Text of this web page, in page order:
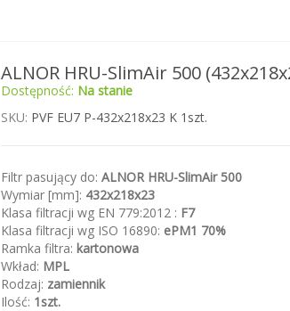
ALNOR HRU-SlimAir 500
Dostępność: Na stanie
SKU PVF EU7 P-432x218x23 K 1szt.
Filtr pasujący do: ALNOR HRU-SlimAir 500
Wymiar [mm]: 432x218x23
Klasa filtracji wg EN 779:2012 : F7
Klasa filtracji wg ISO 16890: ePM1 70%
Ramka filtra: kartonowa
Wkład: MPL
Rodzaj: zamiennik
Ilość: 1szt.